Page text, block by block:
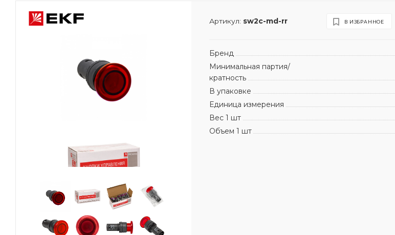
Артикул: sw2c-md-rr В ИЗБРАННОЕ
Бренд
Минимальная партия/
кратность
В упаковке
Единица измерения
Вес 1 шт
Объем 1 шт